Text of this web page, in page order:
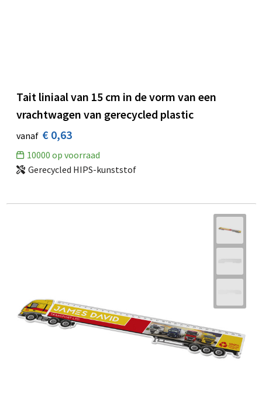
Tait liniaal van 15 cm in de vorm van een
vrachtwagen van gerecycled plastic
vanaf € 0,63
10000 op voorraad
Gerecycled HIPS-kunststof